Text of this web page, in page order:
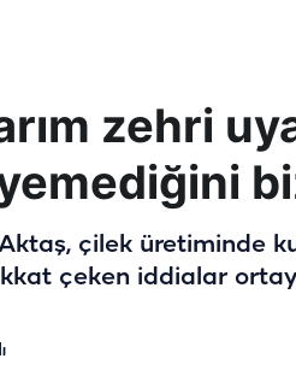
zehri
çilek üretiminde
çeken iddialar